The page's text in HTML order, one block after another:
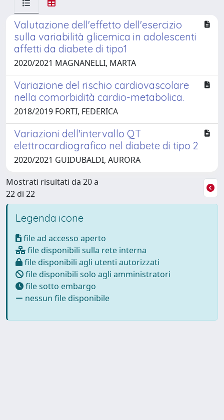
Valutazione dell'effetto dell'esercizio
sulla variabilità glicemica in adolescenti
affetti da diabete di tipo1
2020/2021 MAGNANELLI, MARTA
Variazione del rischio cardiovascolare
nella comorbidità cardio-metabolica.
2018/2019 FORTI, FEDERICA
Variazioni dell'intervallo QT
elettrocardiografico nel diabete di tipo 2
2020/2021 GUIDUBALDI, AURORA
Mostrati risultati da 20 a
22 di 22
Legenda icone
file ad accesso aperto
file disponibili sulla rete interna
file disponibili agli utenti autorizzati
file disponibili solo agli amministratori
file sotto embargo
nessun file disponibile